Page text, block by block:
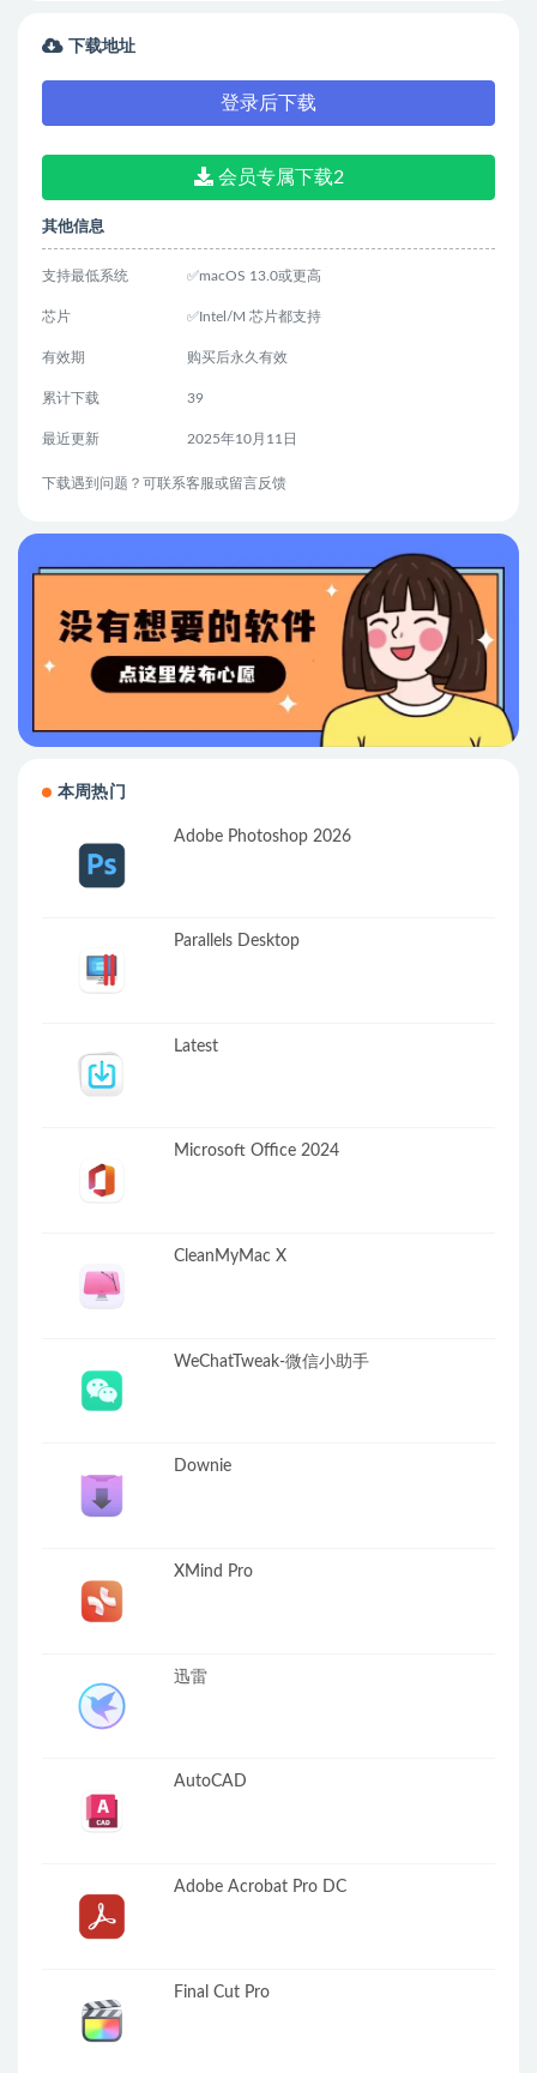
下载地址
登录后下载
会员专属下载2
其他信息
支持最低系统 ✅macOS 13.0或更高
芯片 ✅Intel/M 芯片都支持
有效期 购买后永久有效
累计下载 39
最近更新 2025年10月11日
下载遇到问题？可联系客服或留言反馈
本周热门
Adobe Photoshop 2026
Parallels Desktop
Latest
Microsoft Office 2024
CleanMyMac X
WeChatTweak-微信小助手
Downie
XMind Pro
迅雷
AutoCAD
Adobe Acrobat Pro DC
Final Cut Pro